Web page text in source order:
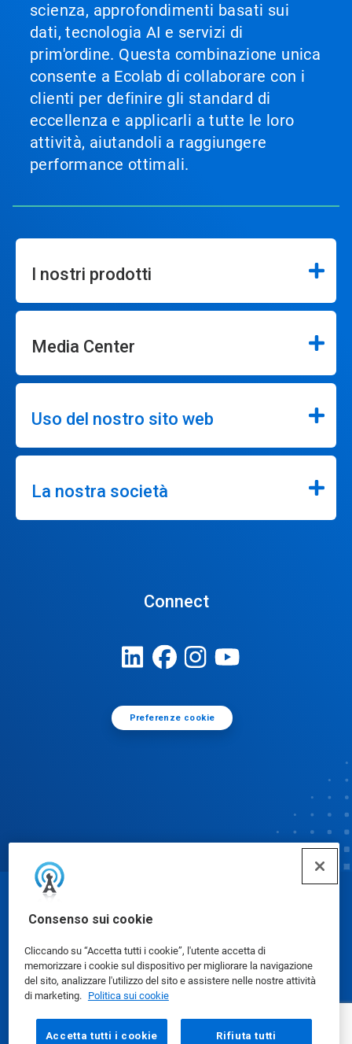
Consenso sui cookie
Cliccando su “Accetta tutti i cookie”, l'utente accetta di
memorizzare i cookie sul dispositivo per migliorare la navigazione
del sito, analizzare l'utilizzo del sito e assistere nelle nostre attività
di marketing. Politica sui cookie
Accetta tutti i cookie Rifiuta tutti
scienza, approfondimenti basati sui
dati, tecnologia AI e servizi di
prim'ordine. Questa combinazione unica
consente a Ecolab di collaborare con i
clienti per definire gli standard di
eccellenza e applicarli a tutte le loro
attività, aiutandoli a raggiungere
performance ottimali.
I nostri prodotti
Media Center
Uso del nostro sito web
La nostra società
Connect
Preferenze cookie
Schede dati di sicurezza|Informativa sulla privacy
Condizioni d'uso